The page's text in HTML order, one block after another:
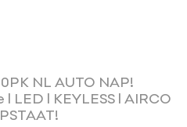
NL AUTO NAP!
LED l KEYLESS l AIRCO